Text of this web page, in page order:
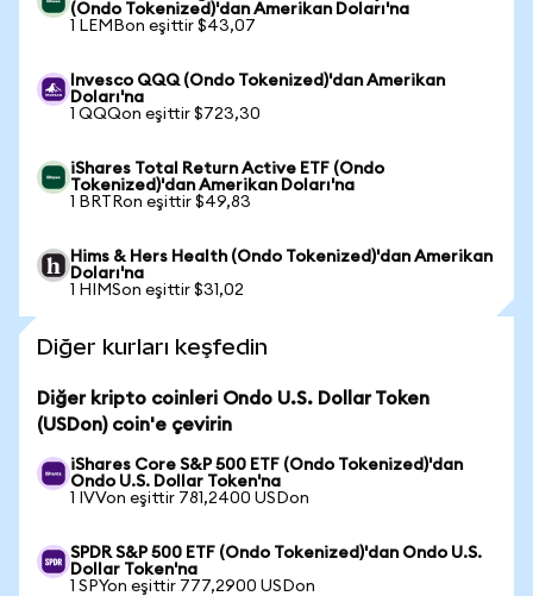
(Ondo Tokenized)'dan Amerikan Doları'na
1 LEMBon eşittir $43,07
Invesco QQQ (Ondo Tokenized)'dan Amerikan
Doları'na
1 QQQon eşittir $723,30
iShares Total Return Active ETF (Ondo
Tokenized)'dan Amerikan Doları'na
1 BRTRon eşittir $49,83
Hims & Hers Health (Ondo Tokenized)'dan Amerikan
Doları'na
1 HIMSon eşittir $31,02
Diğer kurları keşfedin
Diğer kripto coinleri Ondo U.S. Dollar Token
(USDon) coin'e çevirin
iShares Core S&P 500 ETF (Ondo Tokenized)'dan
Ondo U.S. Dollar Token'na
1 IVVon eşittir 781,2400 USDon
SPDR S&P 500 ETF (Ondo Tokenized)'dan Ondo U.S.
Dollar Token'na
1 SPYon eşittir 777,2900 USDon